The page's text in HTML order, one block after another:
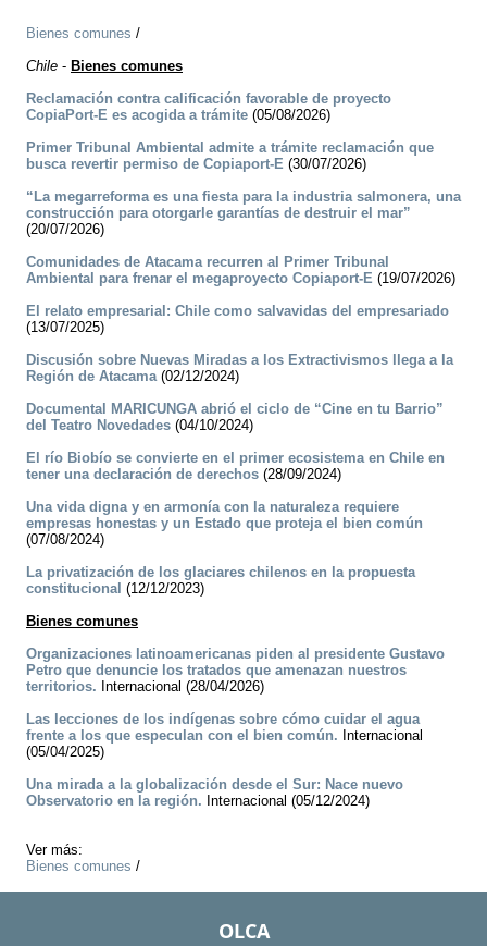
Bienes comunes /
Chile - Bienes comunes
Reclamación contra calificación favorable de proyecto
CopiaPort-E es acogida a trámite (05/08/2026)
Primer Tribunal Ambiental admite a trámite reclamación que
busca revertir permiso de Copiaport-E (30/07/2026)
“La megarreforma es una fiesta para la industria salmonera, una
construcción para otorgarle garantías de destruir el mar”
(20/07/2026)
Comunidades de Atacama recurren al Primer Tribunal
Ambiental para frenar el megaproyecto Copiaport-E (19/07/2026)
El relato empresarial: Chile como salvavidas del empresariado
(13/07/2025)
Discusión sobre Nuevas Miradas a los Extractivismos llega a la
Región de Atacama(02/12/2024)
Documental MARICUNGA abrió el ciclo de “Cine en tu Barrio”
del Teatro Novedades (04/10/2024)
El río Biobío se convierte en el primer ecosistema en Chile en
tener una declaración de derechos (28/09/2024)
Una vida digna y en armonía con la naturaleza requiere
empresas honestas y un Estado que proteja el bien común
(07/08/2024)
La privatización de los glaciares chilenos en la propuesta
constitucional (12/12/2023)
Bienes comunes
Organizaciones latinoamericanas piden al presidente Gustavo
Petro que denuncie los tratados que amenazan nuestros
territorios. Internacional (28/04/2026)
Las lecciones de los indígenas sobre cómo cuidar el agua
frente a los que especulan con el bien común. Internacional
(05/04/2025)
Una mirada a la globalización desde el Sur: Nace nuevo
Observatorio en la región. Internacional (05/12/2024)
Ver más:
Bienes comunes /
OLCA